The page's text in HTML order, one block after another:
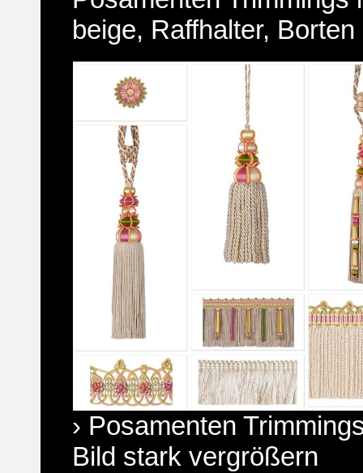
beige, Raffhalter, Borten
› Posamenten
Bild stark vergrößern